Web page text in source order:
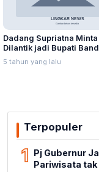
Dadang Supriatna
Dilantik jadi Bupati
5 tahun yang lalu
Terpopuler
1 Pj Gubernur
Pariwisata